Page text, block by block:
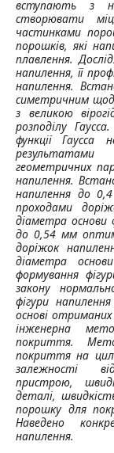
вступають з
створювати
частинками
порошків, які
плавлення.
напилення, її
напилення.
симетричним щодо
з великою
розподілу
функції Гаусса
геометричних
напилення.
напилення до
проходами
діаметра основи
до 0,54 мм
доріжок
діаметра
формування
закону
фігури
основі
інженерна
покриття.
покриття на
залежності
пристрою,
деталі,
порошку для
Наведено
напилення.